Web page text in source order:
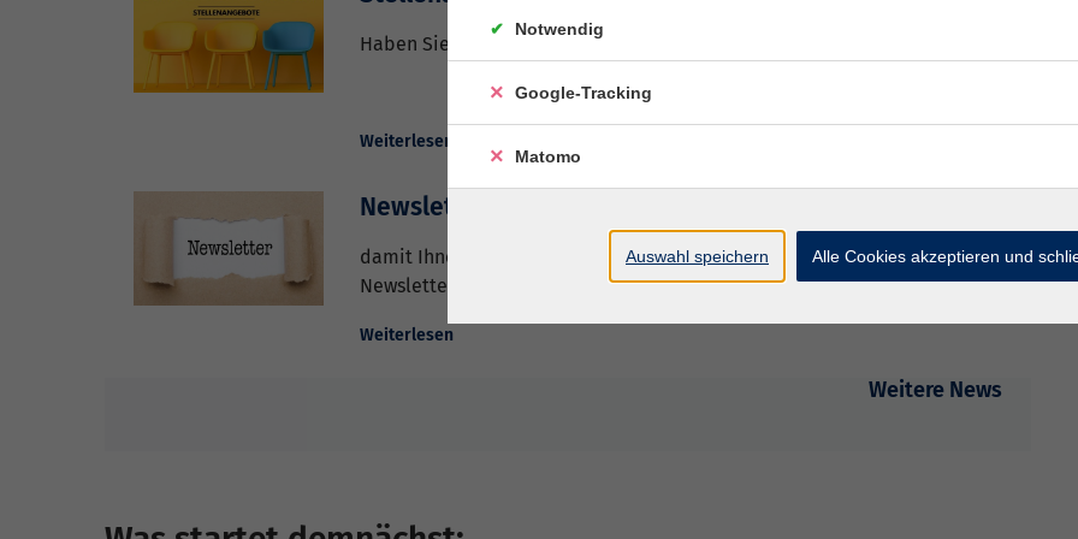
Haben Sie Lust Teil unseres Teams zu werden?
Weiterlesen
Newsletter
damit Ihnen keine Neuigkeit mehr entgeht, melden Sie sich jetzt für den
Newsletter der vhs an!
Weiterlesen
Weitere News
Notwendig
Google-Tracking
Matomo
Auswahl speichern Alle Cookies akzeptieren und